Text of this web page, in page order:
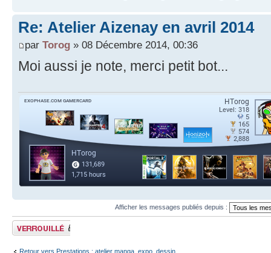
Re: Atelier Aizenay en avril 2014
par Torog » 08 Décembre 2014, 00:36
Moi aussi je note, merci petit bot...
Afficher les messages publiés depuis :
Sujet verrouillé
Retour vers Prestations : atelier manga, expo, dessin…